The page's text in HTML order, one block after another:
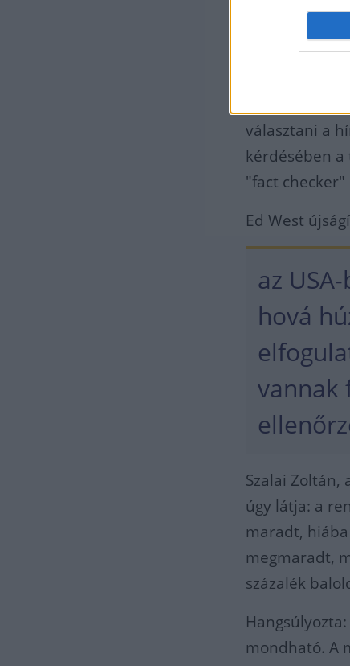
választani a
kérdésében
"fact
Ed West
az
hová
vannak
Szalai Zoltán,
úgy látja: a
maradt,
megmaradt,
százalék
mondható. A